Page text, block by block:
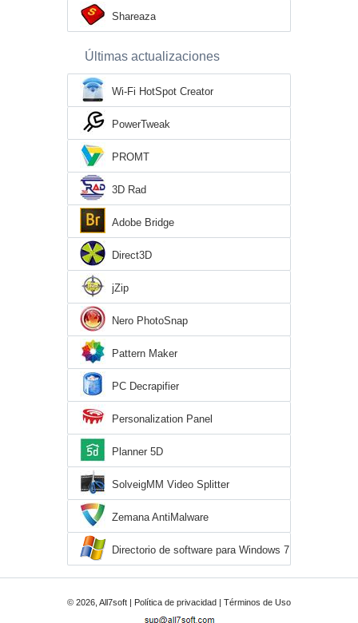
Shareaza
Últimas actualizaciones
Wi-Fi HotSpot Creator
PowerTweak
PROMT
3D Rad
Adobe Bridge
Direct3D
jZip
Nero PhotoSnap
Pattern Maker
PC Decrapifier
Personalization Panel
Planner 5D
SolveigMM Video Splitter
Zemana AntiMalware
Directorio de software para Windows 7
© 2026, All7soft | Política de privacidad | Términos de Uso